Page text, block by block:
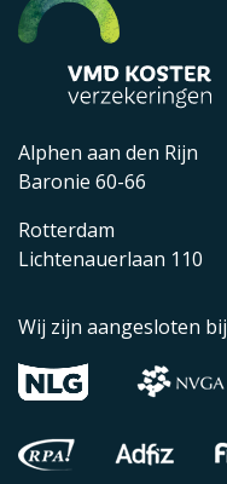
Alphen aan den Rijn
Baronie 60-66
Rotterdam
Lichtenauerlaan 110
Wij zijn aangesloten bij